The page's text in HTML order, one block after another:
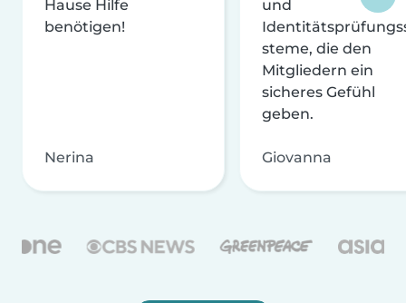
Hause Hilfe
benötigen!
Nerina
und
steme, die den
Mitgliedern ein
sicheres Gefühl
geben.
Giovanna